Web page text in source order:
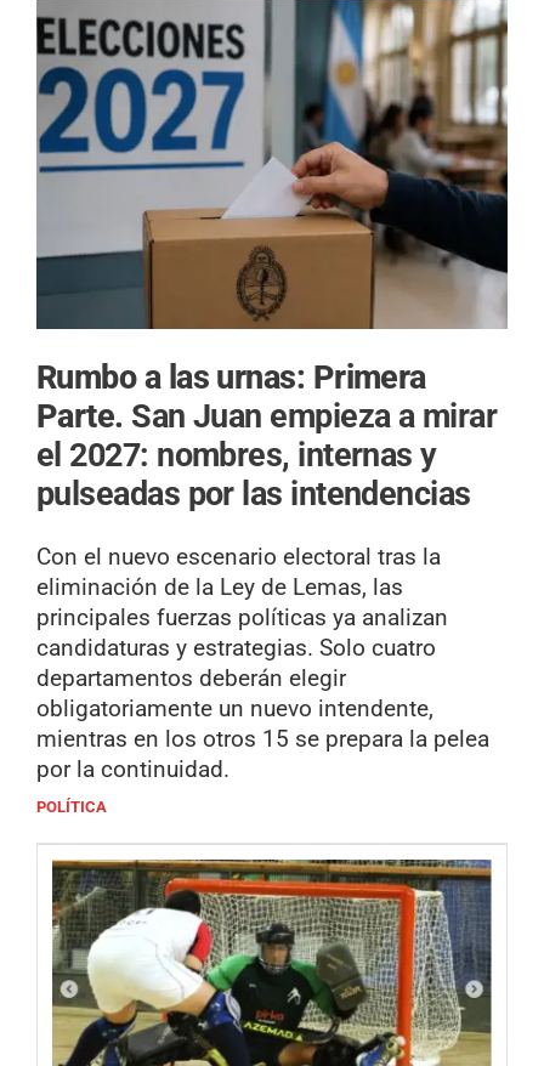
Rumbo a las urnas: Primera
Parte. San Juan empieza a mirar
el 2027: nombres, internas y
pulseadas por las intendencias
Con el nuevo escenario electoral tras la
eliminación de la Ley de Lemas, las
principales fuerzas políticas ya analizan
candidaturas y estrategias. Solo cuatro
departamentos deberán elegir
obligatoriamente un nuevo intendente,
mientras en los otros 15 se prepara la pelea
por la continuidad.
POLÍTICA